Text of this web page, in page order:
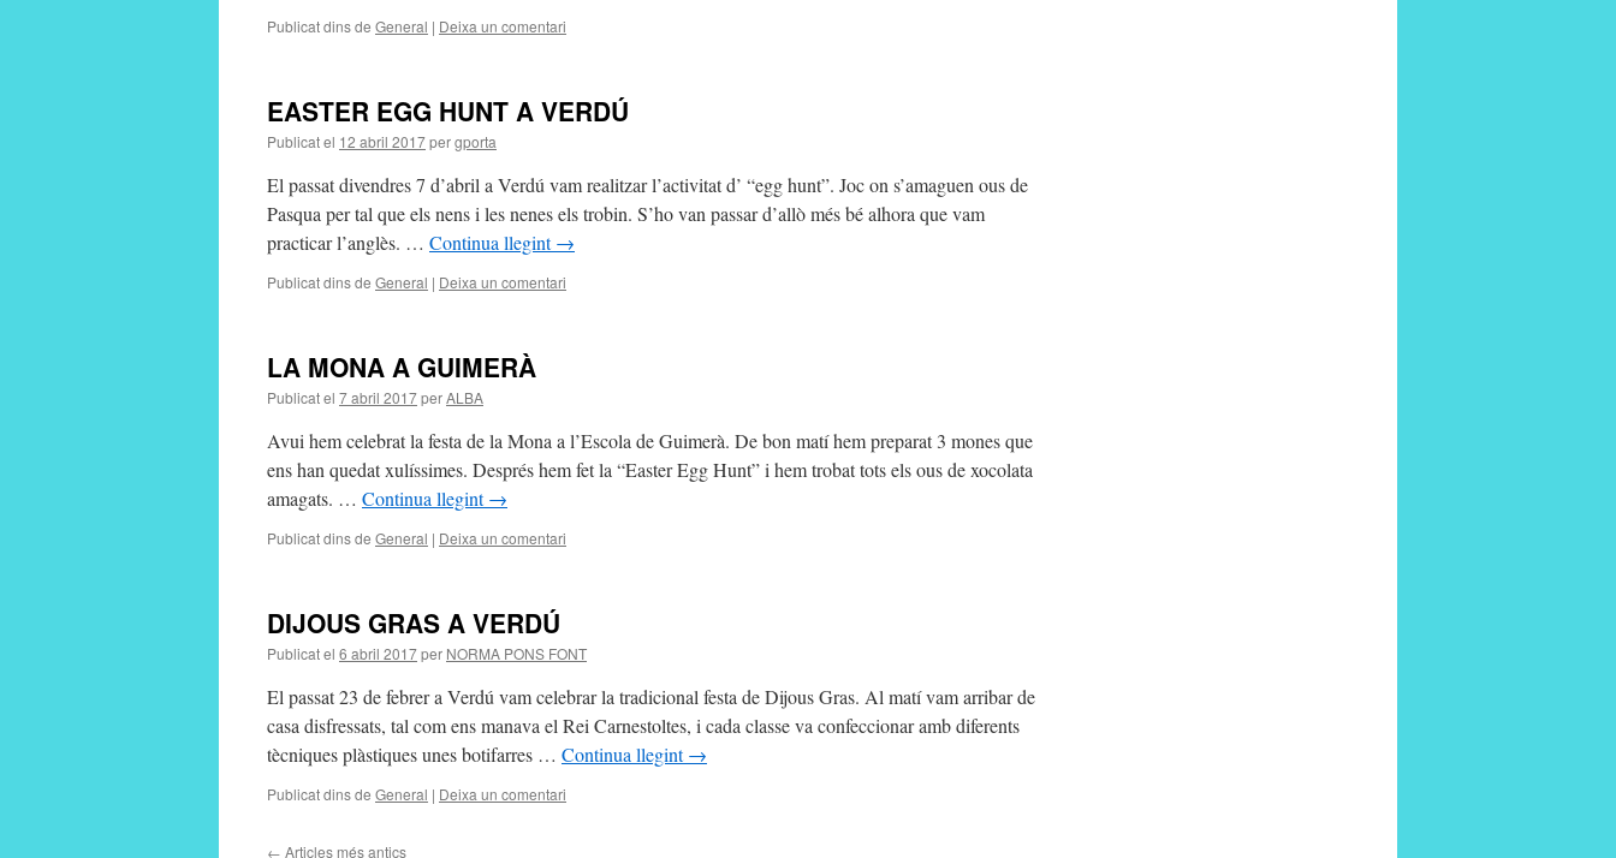
Publicat dins de General | Deixa un comentari
EASTER EGG HUNT A VERDÚ
Publicat el 12 abril 2017pergporta
El passat divendres 7 d’abril a Verdú vam realitzar l’activitat d’ “egg hunt”. Joc on s’amaguen ous de
Pasqua per tal que els nens i les nenes els trobin. S’ho van passar d’allò més bé alhora que vam
practicar l’anglès. … Continua llegint→
Publicat dins de General | Deixa un comentari
LA MONA A GUIMERÀ
Publicat el 7 abril 2017perALBA
Avui hem celebrat la festa de la Mona a l’Escola de Guimerà. De bon matí hem preparat 3 mones que
ens han quedat xulíssimes. Després hem fet la “Easter Egg Hunt” i hem trobat tots els ous de xocolata
amagats. … Continua llegint→
Publicat dins de General | Deixa un comentari
DIJOUS GRAS A VERDÚ
Publicat el 6 abril 2017per NORMA PONS FONT
El passat 23 de febrer a Verdú vam celebrar la tradicional festa de Dijous Gras. Al matí vam arribar de
casa disfressats, tal com ens manava el Rei Carnestoltes, i cada classe va confeccionar amb diferents
tècniques plàstiques unes botifarres … Continua llegint→
Publicat dins de General | Deixa un comentari
← Articles més antics